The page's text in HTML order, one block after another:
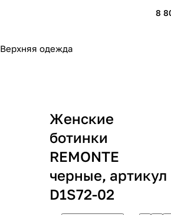
8
Верхняя одежда
Женские
ботинки
REMONTE
черные, артикул
D1S72-02